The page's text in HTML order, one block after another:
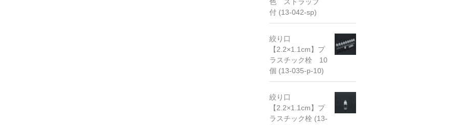
付 (13-042-sp)
絞り口
【2.2×1.1cm】プ
ラスチック栓 10
個 (13-035-p-10)
絞り口
【2.2×1.1cm】プ
ラスチック栓 (13-